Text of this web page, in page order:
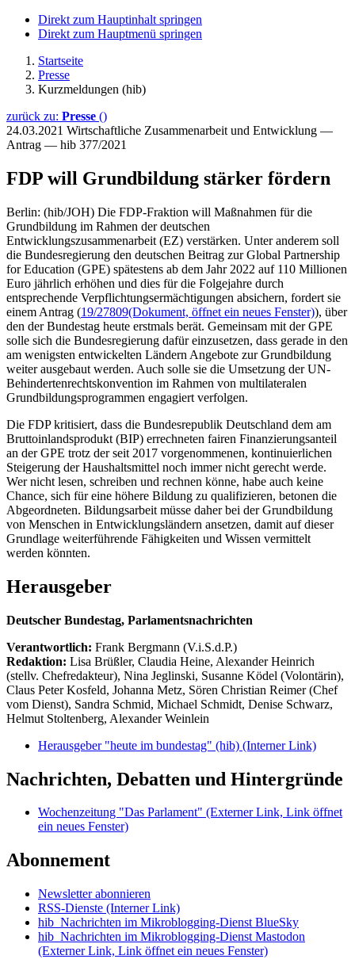
Direkt zum Hauptinhalt springen
Direkt zum Hauptmenü springen
Startseite
Presse
Kurzmeldungen (hib)
zurück zu: Presse ()
24.03.2021 Wirtschaftliche Zusammenarbeit und Entwicklung —
Antrag — hib 377/2021
FDP will Grundbildung stärker fördern
Berlin: (hib/JOH) Die FDP-Fraktion will Maßnahmen für die
Grundbildung im Rahmen der deutschen
Entwicklungszusammenarbeit (EZ) verstärken. Unter anderem soll
die Bundesregierung den deutschen Beitrag zur Global Partnership
for Education (GPE) spätestens ab dem Jahr 2022 auf 110 Millionen
Euro jährlich erhöhen und dies für die Folgejahre durch
entsprechende Verpflichtungsermächtigungen absichern, fordert sie
einem Antrag (19/27809(Dokument, öffnet ein neues Fenster)), über
den der Bundestag heute erstmals berät. Gemeinsam mit der GPE
solle sich die Bundesregierung dafür einzusetzen, dass gerade in den
am wenigsten entwickelten Ländern Angebote zur Grundbildung
weiter ausgebaut werden. Auch solle sie die Umsetzung der UN-
Behindertenrechtskonvention im Rahmen von multilateralen
Grundbildungsprogrammen engagiert verfolgen.
Die FDP kritisiert, dass die Bundesrepublik Deutschland dem am
Bruttoinlandsprodukt (BIP) errechneten fairen Finanzierungsanteil
an der GPE trotz der seit 2017 vorgenommenen, kontinuierlichen
Steigerung der Haushaltsmittel noch immer nicht gerecht werde.
Wer nicht lesen, schreiben und rechnen könne, habe auch keine
Chance, sich für eine höhere Bildung zu qualifizieren, betonen die
Abgeordneten. Bildungsarbeit müsse daher bei der Grundbildung
von Menschen in Entwicklungsländern ansetzen, damit auf dieser
Grundlage weiterführende Fähigkeiten und Wissen vermittelt
werden könnten.
Herausgeber
Deutscher Bundestag, Parlamentsnachrichten
Verantwortlich: Frank Bergmann (V.i.S.d.P.)
Redaktion: Lisa Brüßler, Claudia Heine, Alexander Heinrich
(stellv. Chefredakteur), Nina Jeglinski, Susanne Ködel (Volontärin),
Claus Peter Kosfeld, Johanna Metz, Sören Christian Reimer (Chef
vom Dienst), Sandra Schmid, Michael Schmidt, Denise Schwarz,
Helmut Stoltenberg, Alexander Weinlein
Herausgeber "heute im bundestag" (hib) (Interner Link)
Nachrichten, Debatten und Hintergründe
Wochenzeitung "Das Parlament" (Externer Link, Link öffnet
ein neues Fenster)
Abonnement
Newsletter abonnieren
RSS-Dienste (Interner Link)
hib_Nachrichten im Mikroblogging-Dienst BlueSky
hib_Nachrichten im Mikroblogging-Dienst Mastodon
(Externer Link, Link öffnet ein neues Fenster)